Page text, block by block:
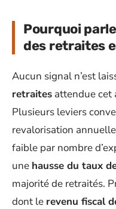
Pourquoi
des retraites
Aucun signal n’est
retraites attendue cet
Plusieurs leviers
revalorisation
faible par nombre
une hausse du taux
majorité de retraités.
dont le revenu fiscal